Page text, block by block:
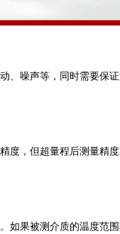
、噪声等，同时需要保
度，但超量程后测量精
如果被测介质的温度范